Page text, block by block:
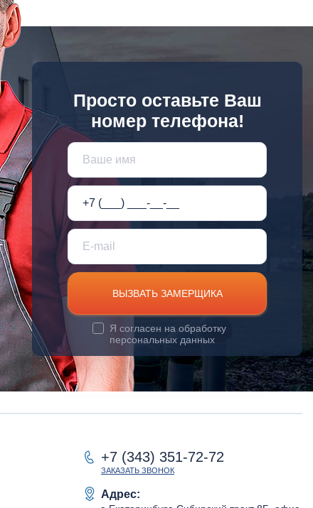
Просто оставьте Ваш
номер телефона!
ВЫЗВАТЬ ЗАМЕРЩИКА
Я согласен на обработку
персональных данных
+7 (343) 351-72-72
ЗАКАЗАТЬ ЗВОНОК
Адрес: